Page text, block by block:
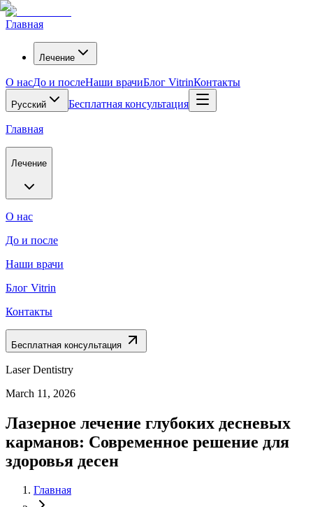
Главная
Лечение
О насДо и послеНаши врачиБлог VitrinКонтакты
Русский Бесплатная консультация
Главная
Лечение
О нас
До и после
Наши врачи
Блог Vitrin
Контакты
Бесплатная консультация
Laser Dentistry
March 11, 2026
Лазерное лечение глубоких десневых
карманов: Современное решение для
здоровья десен
Главная